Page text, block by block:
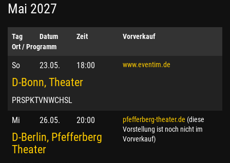
Mai 2027
Tag Datum
Zeit
Ort / Programm
Vorverkauf
So 23.05. 18:00
D-Bonn, Theater
PRSPKTVNWCHSL
www.eventim.de
Mi 26.05. 20:00
D-Berlin, Pfefferberg
Theater
pfefferberg-theater.de (diese
Vorstellung ist noch nicht im
Vorverkauf)